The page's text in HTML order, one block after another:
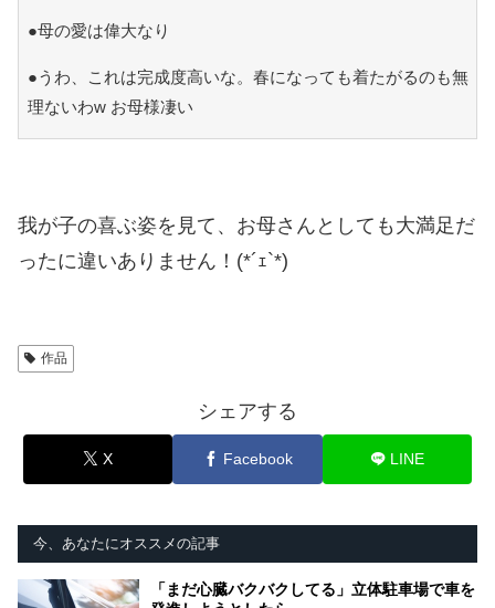
●母の愛は偉大なり
●うわ、これは完成度高いな。春になっても着たがるのも無
理ないわw お母様凄い
我が子の喜ぶ姿を見て、お母さんとしても大満足だ
ったに違いありません！(*´ｪ`*)
作品
シェアする
X Facebook LINE
今、あなたにオススメの記事
「まだ心臓バクバクしてる」立体駐車場で車を